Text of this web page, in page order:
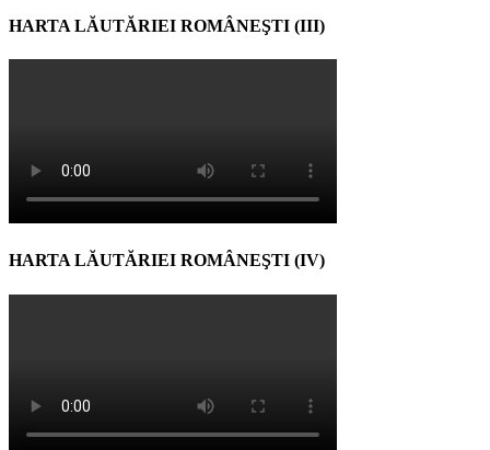
HARTA LĂUTĂRIEI ROMÂNEŞTI (III)
HARTA LĂUTĂRIEI ROMÂNEŞTI (IV)